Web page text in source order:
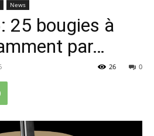
News
25 bougies à
par…
0
26